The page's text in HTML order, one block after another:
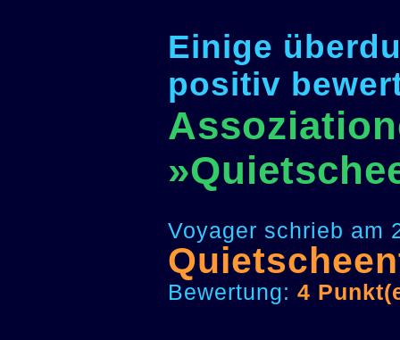
Einige
positiv
Voyager schrieb am
Bewertung: 4